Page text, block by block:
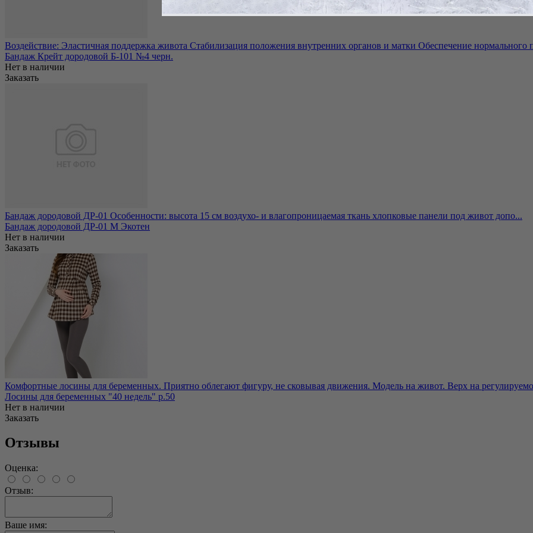
Воздействие: Эластичная поддержка живота Стабилизация положения внутренних органов и матки Обеспечение нормального
Бандаж Крейт дородовой Б-101 №4 черн.
Нет в наличии
Заказать
Бандаж дородовой ДР-01 Особенности: высота 15 см воздухо- и влагопроницаемая ткань хлопковые панели под живот допо...
Бандаж дородовой ДР-01 M Экотен
Нет в наличии
Заказать
Комфортные лосины для беременных. Приятно облегают фигуру, не сковывая движения. Модель на живот. Верх на
Лосины для беременных "40 недель" р.50
Нет в наличии
Заказать
Отзывы
Оценка:
Отзыв:
Ваше имя: